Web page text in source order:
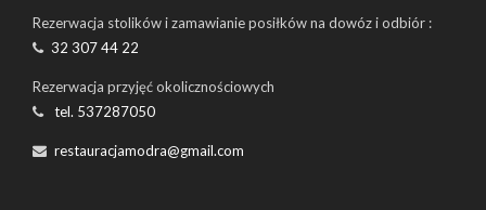
Rezerwacja stolików i zamawianie posiłków na dowóz i odbiór :
32 307 44 22
Rezerwacja przyjęć okolicznościowych
tel. 537287050
restauracjamodra@gmail.com